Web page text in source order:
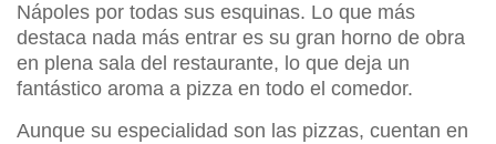
Nápoles por todas sus esquinas. Lo que más
destaca nada más entrar es su gran horno de obra
en plena sala del restaurante, lo que deja un
fantástico aroma a pizza en todo el comedor.
Aunque su especialidad son las pizzas, cuentan en